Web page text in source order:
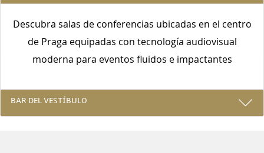
Descubra salas de conferencias ubicadas en el centro
de Praga equipadas con tecnología audiovisual
moderna para eventos fluidos e impactantes
BAR DEL VESTÍBULO